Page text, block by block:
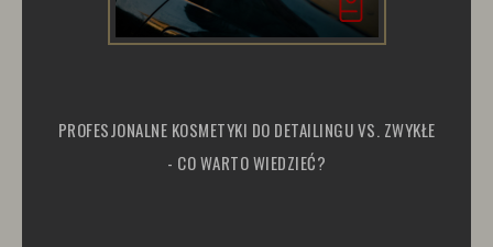
PROFESJONALNE KOSMETYKI DO DETAILINGU VS. ZWYKŁE
- CO WARTO WIEDZIEĆ?